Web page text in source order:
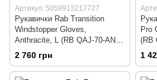
Артикул: 5059913217727
Рукавички Rab Transition
Windstopper Gloves,
Anthracite, L (RB QAJ-70-ANT-
LRG)
2 760 грн
Pro
(RB
1